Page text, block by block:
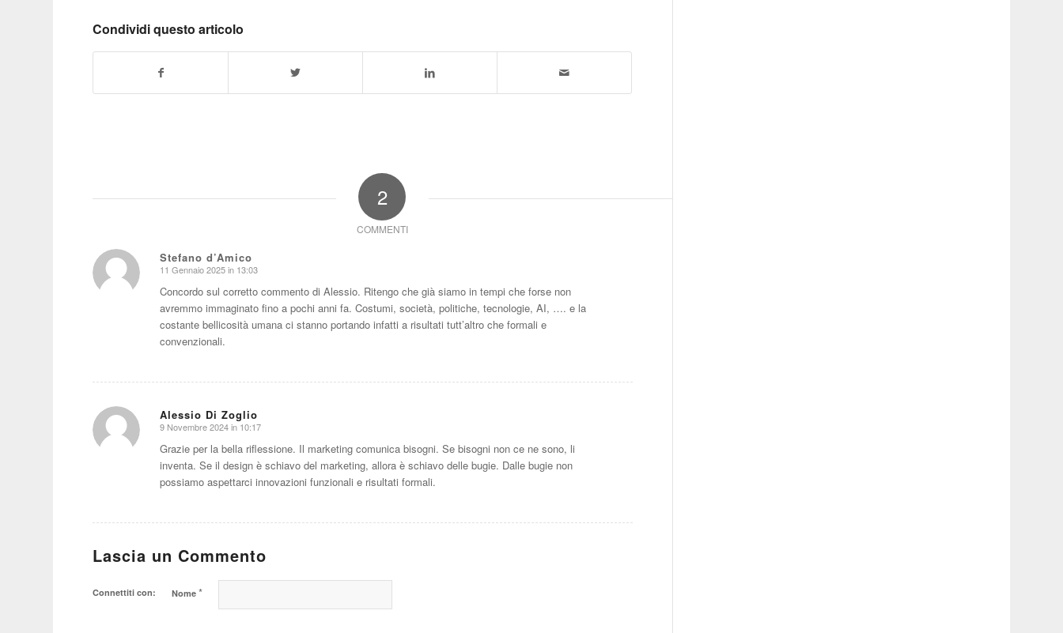
Condividi questo articolo
2
COMMENTI
Stefano d’Amico
dice:
11 Gennaio 2025 in 13:03
Concordo sul corretto commento di Alessio. Ritengo che già siamo in tempi che forse non
avremmo immaginato fino a pochi anni fa. Costumi, società, politiche, tecnologie, AI, …. e la
costante bellicosità umana ci stanno portando infatti a risultati tutt’altro che formali e
convenzionali.
Alessio Di Zoglio
dice:
9 Novembre 2024 in 10:17
Grazie per la bella riflessione. Il marketing comunica bisogni. Se bisogni non ce ne sono, li
inventa. Se il design è schiavo del marketing, allora è schiavo delle bugie. Dalle bugie non
possiamo aspettarci innovazioni funzionali e risultati formali.
Lascia un Commento
Connettiti con: Nome*